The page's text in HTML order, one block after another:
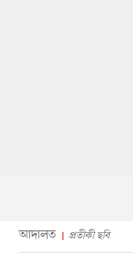
আদালত প্রতীকী ছবি